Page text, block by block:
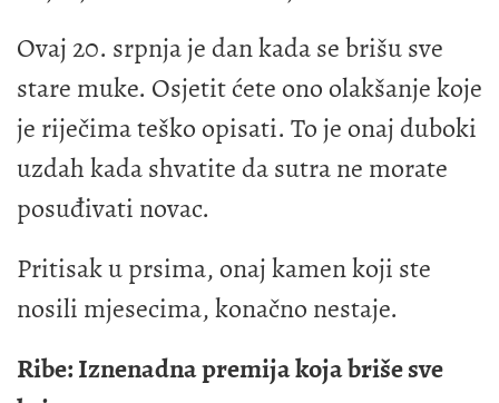
Ovaj 20. srpnja je dan kada se brišu sve
stare muke. Osjetit ćete ono olakšanje koje
je riječima teško opisati. To je onaj duboki
uzdah kada shvatite da sutra ne morate
posuđivati novac.
Pritisak u prsima, onaj kamen koji ste
nosili mjesecima, konačno nestaje.
Ribe: Iznenadna premija koja briše sve